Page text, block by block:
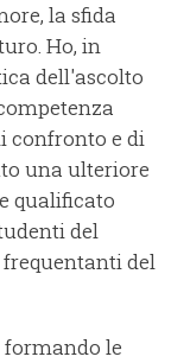
la sfida
Ho, in
dell'ascolto
confronto e di
una ulteriore
qualificato
del
frequentanti del
formando le